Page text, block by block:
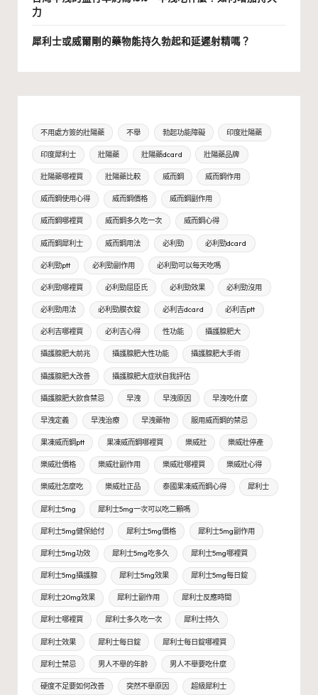
力
犀利士或威爾剛的藥物能持久勃起和延遲射精嗎？
不用處方簽的壯陽藥 不舉 勃起功能障礙 印度壯陽藥
印度犀利士 壯陽藥 壯陽藥dcard 壯陽藥品牌
壯陽藥哪裡買 壯陽藥比較 威而鋼 威而鋼作用
威而鋼使用心得 威而鋼價格 威而鋼副作用
威而鋼哪裡買 威而鋼多久吃一次 威而鋼心得
威而鋼犀利士 威而鋼用法 必利勁 必利勁dcard
必利勁ptt 必利勁副作用 必利勁可以每天吃嗎
必利勁哪裡買 必利勁屈臣氏 必利勁效果 必利勁沒用
必利勁用法 必利勁膜衣錠 必利吉dcard 必利吉ptt
必利吉哪裡買 必利吉心得 性功能 攝護腺肥大
攝護腺肥大前兆 攝護腺肥大性功能 攝護腺肥大手術
攝護腺肥大改善 攝護腺肥大症狀自我評估
攝護腺肥大飲食禁忌 早洩 早洩原因 早洩吃什麼
早洩定義 早洩治療 早洩藥物 服用威而鋼的禁忌
果凍威而鋼ptt 果凍威而鋼哪裡買 樂威壯 樂威壯停產
樂威壯價格 樂威壯副作用 樂威壯哪裡買 樂威壯心得
樂威壯怎麼吃 樂威壯正品 泰國果凍威而鋼心得 犀利士
犀利士5mg 犀利士5mg一次可以吃二顆嗎
犀利士5mg健保給付 犀利士5mg價格 犀利士5mg副作用
犀利士5mg功效 犀利士5mg吃多久 犀利士5mg哪裡買
犀利士5mg攝護腺 犀利士5mg效果 犀利士5mg每日錠
犀利士20mg效果 犀利士副作用 犀利士反應時間
犀利士哪裡買 犀利士多久吃一次 犀利士持久
犀利士效果 犀利士每日錠 犀利士每日錠哪裡買
犀利士禁忌 男人不舉的年齡 男人不舉要吃什麼
硬度不足要如何改善 突然不舉原因 超級犀利士